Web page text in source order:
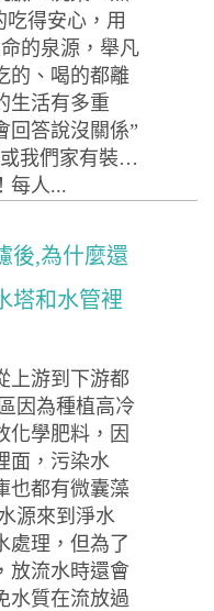
得安心，用
泉源，舉凡
的、喝的都離
生活有多重
回答說沒關係”
我們家有裝…
每人...
後,為什麼還
塔和水管裡
上游到下游都
因為種植高冷
化學肥料，因
面，污染水
也都有微囊藻
源來到淨水
處理，但為了
放流水時還會
水質在流放過